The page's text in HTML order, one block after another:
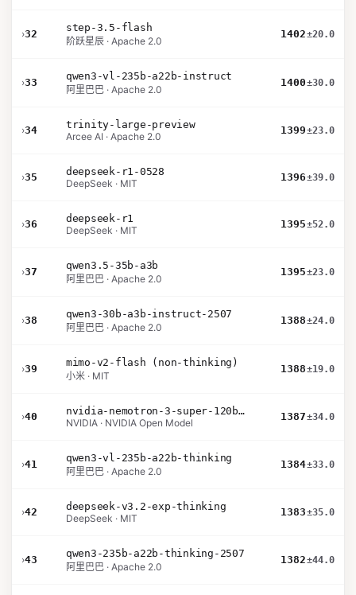
›32
step-3.5-flash
阶跃星辰 · Apache 2.0
1402±20.0
›33
qwen3-vl-235b-a22b-instruct
阿里巴巴 · Apache 2.0
1400±30.0
›34
trinity-large-preview
Arcee AI · Apache 2.0
1399±23.0
›35
deepseek-r1-0528
DeepSeek · MIT
1396±39.0
›36
deepseek-r1
DeepSeek · MIT
1395±52.0
›37
qwen3.5-35b-a3b
阿里巴巴 · Apache 2.0
1395±23.0
›38
qwen3-30b-a3b-instruct-2507
阿里巴巴 · Apache 2.0
1388±24.0
›39
mimo-v2-flash (non-thinking)
小米 · MIT
1388±19.0
›40
nvidia-nemotron-3-super-120b-a12b
NVIDIA · NVIDIA Open Model
1387±34.0
›41
qwen3-vl-235b-a22b-thinking
阿里巴巴 · Apache 2.0
1384±33.0
›42
deepseek-v3.2-exp-thinking
DeepSeek · MIT
1383±35.0
›43
qwen3-235b-a22b-thinking-2507
阿里巴巴 · Apache 2.0
1382±44.0